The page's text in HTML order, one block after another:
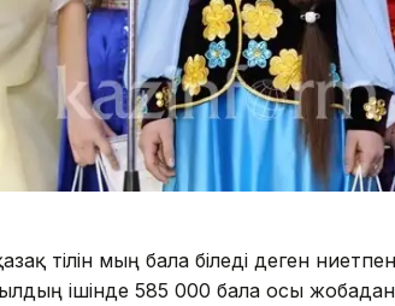
тілін мың бала біледі деген
ішінде 585 000 бала осы жобадан